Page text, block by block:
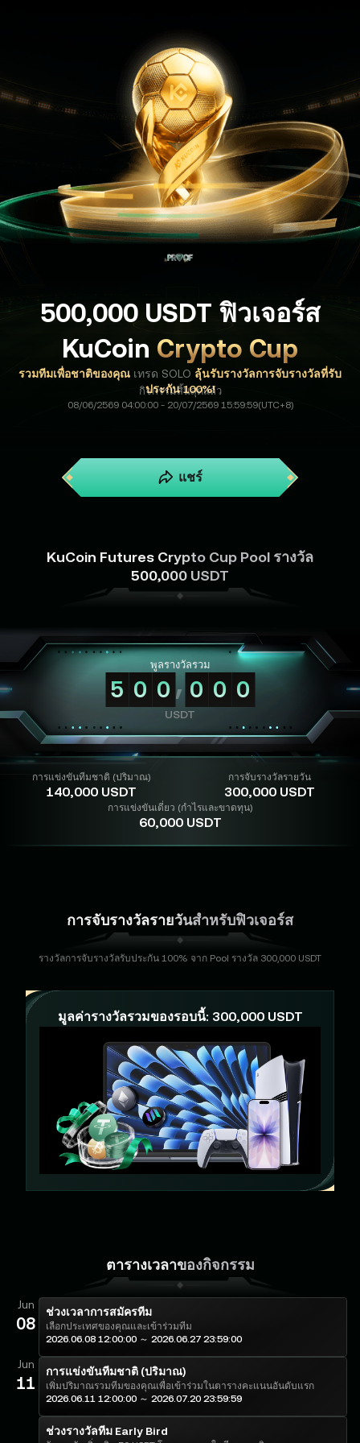
500,000 USDT ฟิวเจอร์ส
KuCoin Crypto Cup
รวมทีมเพื่อชาติของคุณ เทรด SOLO ลุ้นรับรางวัลการจับรางวัลที่รับ
ประกัน 100%!
กิจกรรมสิ้นสุดแล้ว
08/06/2569 04:00:00 - 20/07/2569 15:59:59(UTC+8)
แชร์
KuCoin Futures Crypto Cup Pool รางวัล
500,000 USDT
พูลรางวัลรวม
5 0 0 0 0 0
USDT
การแข่งขันทีมชาติ (ปริมาณ)
140,000 USDT
การจับรางวัลรายวัน
300,000 USDT
การแข่งขันเดี่ยว (กำไรและขาดทุน)
60,000 USDT
การจับรางวัลรายวันสำหรับฟิวเจอร์ส
รางวัลการจับรางวัลรับประกัน 100% จาก Pool รางวัล 300,000 USDT
มูลค่ารางวัลรวมของรอบนี้: 300,000 USDT
ตารางเวลาของกิจกรรม
Jun
08
ช่วงเวลาการสมัครทีม
เลือกประเทศของคุณและเข้าร่วมทีม
2026.06.08 12:00:00 ～ 2026.06.27 23:59:00
Jun
11
การแข่งขันทีมชาติ (ปริมาณ)
เพิ่มปริมาณรวมทีมของคุณเพื่อเข้าร่วมในตารางคะแนนอันดับแรก
2026.06.11 12:00:00 ～ 2026.07.20 23:59:59
ช่วงรางวัลทีม Early Bird